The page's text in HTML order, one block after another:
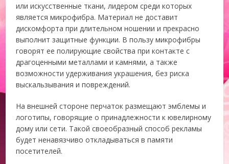
или искусственные ткани, лидером среди которых
является микрофибра. Материал не доставит
дискомфорта при длительном ношении и прекрасно
выполнит защитные функции. В пользу микрофибры
говорят ее полирующие свойства при контакте с
драгоценными металлами и камнями, а также
возможности удерживания украшения, без риска
выскальзывания и повреждений.
На внешней стороне перчаток размещают эмблемы и
логотипы, говорящие о принадлежности к ювелирному
дому или сети. Такой своеобразный способ рекламы
будет ненавязчиво откладываться в памяти
посетителей.